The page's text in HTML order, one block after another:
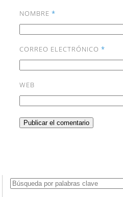
NOMBRE *
CORREO ELECTRÓNICO *
WEB